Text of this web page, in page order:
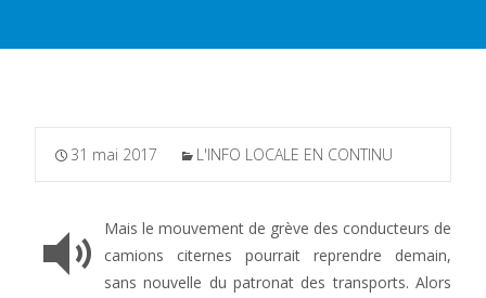
31 mai 2017 L'INFO LOCALE EN CONTINU
Mais le mouvement de grève des conducteurs de
camions citernes pourrait reprendre demain,
sans nouvelle du patronat des transports. Alors